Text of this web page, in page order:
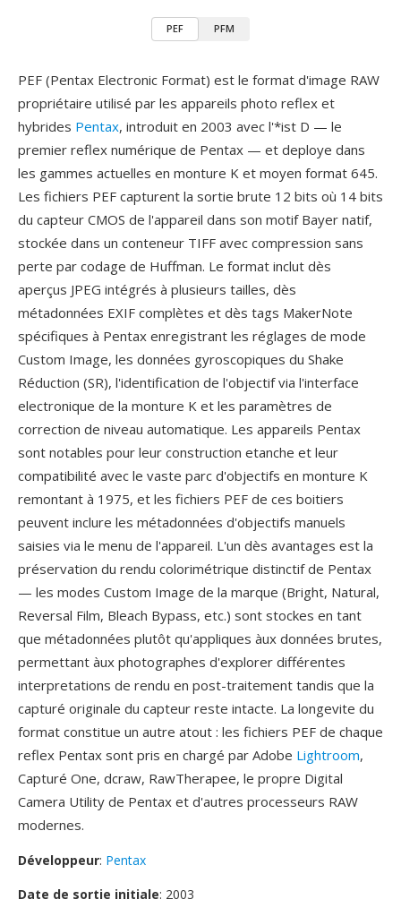
PEF PFM
PEF (Pentax Electronic Format) est le format d'image RAW
propriétaire utilisé par les appareils photo reflex et
hybrides Pentax, introduit en 2003 avec l'*ist D — le
premier reflex numérique de Pentax — et deploye dans
les gammes actuelles en monture K et moyen format 645.
Les fichiers PEF capturent la sortie brute 12 bits où 14 bits
du capteur CMOS de l'appareil dans son motif Bayer natif,
stockée dans un conteneur TIFF avec compression sans
perte par codage de Huffman. Le format inclut dès
aperçus JPEG intégrés à plusieurs tailles, dès
métadonnées EXIF complètes et dès tags MakerNote
spécifiques à Pentax enregistrant les réglages de mode
Custom Image, les données gyroscopiques du Shake
Réduction (SR), l'identification de l'objectif via l'interface
electronique de la monture K et les paramètres de
correction de niveau automatique. Les appareils Pentax
sont notables pour leur construction etanche et leur
compatibilité avec le vaste parc d'objectifs en monture K
remontant à 1975, et les fichiers PEF de ces boitiers
peuvent inclure les métadonnées d'objectifs manuels
saisies via le menu de l'appareil. L'un dès avantages est la
préservation du rendu colorimétrique distinctif de Pentax
— les modes Custom Image de la marque (Bright, Natural,
Reversal Film, Bleach Bypass, etc.) sont stockes en tant
que métadonnées plutôt qu'appliques àux données brutes,
permettant àux photographes d'explorer différentes
interpretations de rendu en post-traitement tandis que la
capturé originale du capteur reste intacte. La longevite du
format constitue un autre atout : les fichiers PEF de chaque
reflex Pentax sont pris en chargé par Adobe Lightroom,
Capturé One, dcraw, RawTherapee, le propre Digital
Camera Utility de Pentax et d'autres processeurs RAW
modernes.
Développeur: Pentax
Date de sortie initiale: 2003